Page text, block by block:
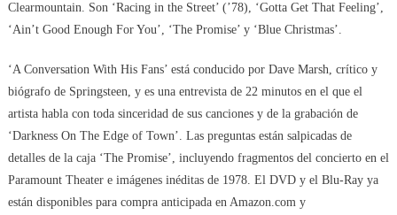
Clearmountain. Son ‘Racing in the Street’ (’78), ‘Gotta Get That Feeling’,
‘Ain’t Good Enough For You’, ‘The Promise’ y ‘Blue Christmas’.
‘A Conversation With His Fans’ está conducido por Dave Marsh, crítico y
biógrafo de Springsteen, y es una entrevista de 22 minutos en el que el
artista habla con toda sinceridad de sus canciones y de la grabación de
‘Darkness On The Edge of Town’. Las preguntas están salpicadas de
detalles de la caja ‘The Promise’, incluyendo fragmentos del concierto en el
Paramount Theater e imágenes inéditas de 1978. El DVD y el Blu-Ray ya
están disponibles para compra anticipada en Amazon.com y